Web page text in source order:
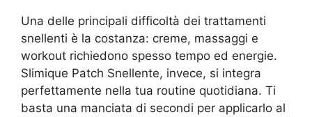
Una delle principali difficoltà dei trattamenti
snellenti è la costanza: creme, massaggi e
workout richiedono spesso tempo ed energie.
Slimique Patch Snellente, invece, si integra
perfettamente nella tua routine quotidiana. Ti
basta una manciata di secondi per applicarlo al